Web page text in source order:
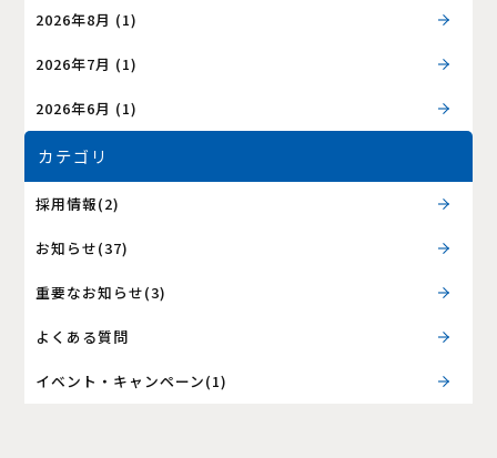
2026年8月 (1)
2026年7月 (1)
2026年6月 (1)
カテゴリ
採用情報(2)
お知らせ(37)
重要なお知らせ(3)
よくある質問
イベント・キャンペーン(1)